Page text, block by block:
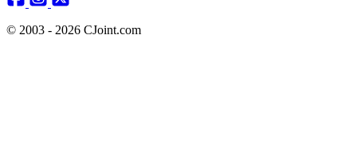
© 2003 - 2026 CJoint.com